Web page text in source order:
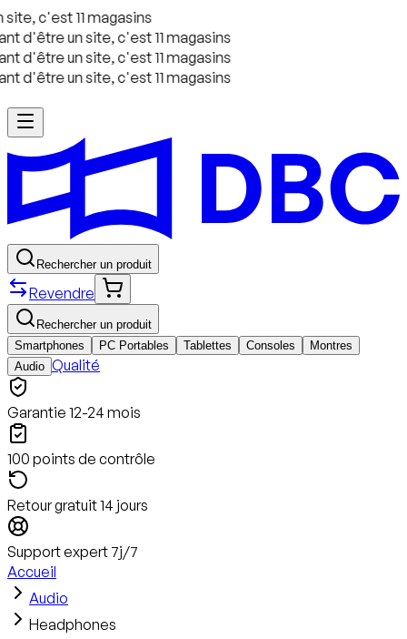
c'est 11 magasins
d'être un site, c'est 11 magasins
d'être un site, c'est 11 magasins
d'être un site, c'est 11 magasins
Rechercher un produit
Revendre
Rechercher un produit
Smartphones
PC Portables Tablettes Consoles
Montres
Audio Qualité
Garantie 12-24 mois
100 points de contrôle
Retour gratuit 14 jours
Support expert 7j/7
Accueil
Audio
Headphones